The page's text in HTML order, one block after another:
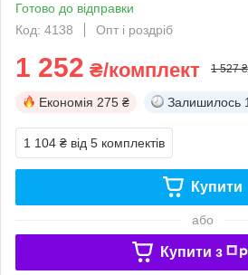
Готово до відправки
Код: 4138
Опт і роздріб
1 252 ₴/комплект 1 527
Економія 275 ₴ Залишилось
1 104 ₴ від 5 комплектів
Купити
або
Купити з